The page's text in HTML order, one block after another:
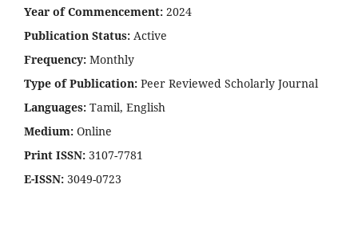
Year of Commencement: 2024
Publication Status: Active
Frequency: Monthly
Type of Publication: Peer Reviewed Scholarly Journal
Languages: Tamil, English
Medium: Online
Print ISSN: 3107-7781
E-ISSN: 3049-0723